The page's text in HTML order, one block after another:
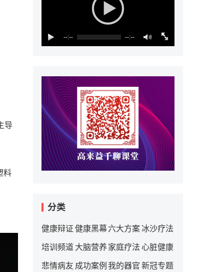
导
料
--:-- --:--
分类
健康辩证 健康黑幕 六大方案冰沙疗法
培训频道 大脑营养 家庭疗法 心脏健康
悲情病友 成功案例 我的器官 新冠专题